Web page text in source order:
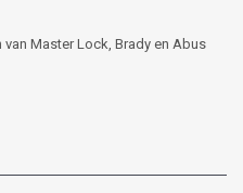
Master Lock, Brady en Abus